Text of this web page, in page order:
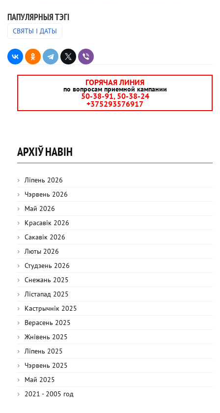
ПАПУЛЯРНЫЯ ТЭГІ
СВЯТЫ І ДАТЫ
ГОРЯЧАЯ ЛИНИЯ
по вопросам приемной кампании
50-38-91, 50-38-24
+375293576917
АРХІЎ НАВІН
Ліпень 2026
Чэрвень 2026
Май 2026
Красавік 2026
Сакавік 2026
Люты 2026
Студзень 2026
Снежань 2025
Лістапад 2025
Кастрычнік 2025
Верасень 2025
Жнівень 2025
Ліпень 2025
Чэрвень 2025
Май 2025
2021 - 2005 год